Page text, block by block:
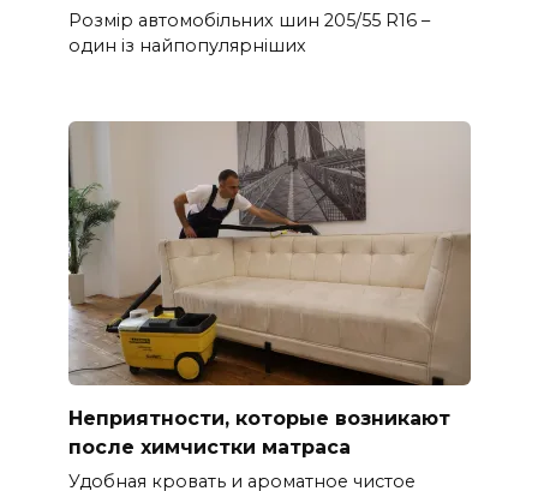
Розмір автомобільних шин 205/55 R16 –
один із найпопулярніших
Неприятности, которые возникают
после химчистки матраса
Удобная кровать и ароматное чистое